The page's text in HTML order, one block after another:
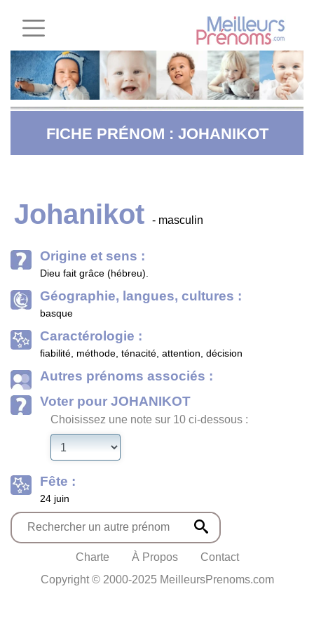
FICHE PRÉNOM : JOHANIKOT
Johanikot - masculin
Origine et sens :
Dieu fait grâce (hébreu).
Géographie, langues, cultures :
basque
Caractérologie :
fiabilité, méthode, ténacité, attention, décision
Autres prénoms associés :
Voter pour JOHANIKOT
Choisissez une note sur 10 ci-dessous :
Fête :
24 juin
Charte À Propos
Contact
Copyright © 2000-2025 MeilleursPrenoms.com